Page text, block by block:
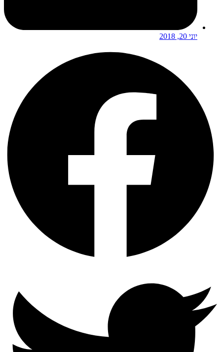
יוני 20, 2018